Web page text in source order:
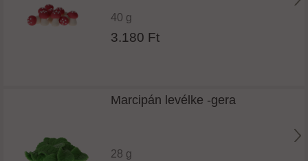
40 g
3.180 Ft
Marcipán levélke -gera
28 g